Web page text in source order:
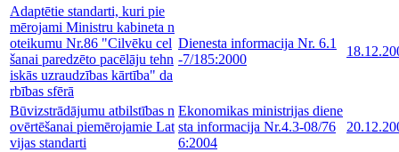
Adaptētie standarti, kuri pie
mērojami Ministru kabineta n
oteikumu Nr.86 "Cilvēku cel
šanai paredzēto pacēlāju tehn
iskās uzraudzības kārtība" da
rbības sfērā
Dienesta informacija Nr. 6.1
-7/185:2000
Būvizstrādājumu atbilstības n
ovērtēšanai piemērojamie Lat
vijas standarti
Ekonomikas ministrijas diene
sta informacija Nr.4.3-08/76
6:2004